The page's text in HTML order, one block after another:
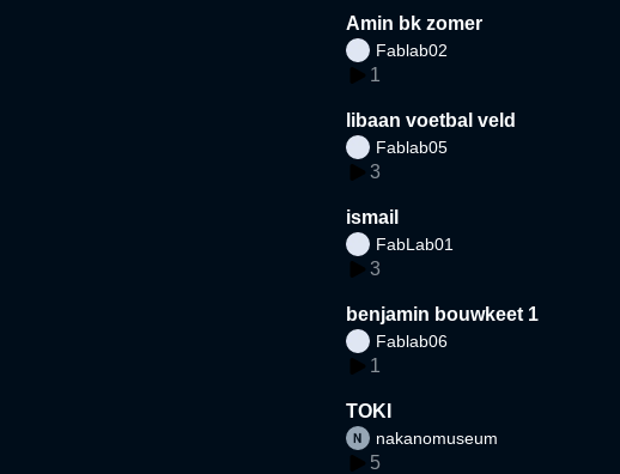
Amin bk zomer
Fablab02
1
libaan voetbal veld
Fablab05
3
ismail
FabLab01
3
benjamin bouwkeet 1
Fablab06
1
TOKI
nakanomuseum
5